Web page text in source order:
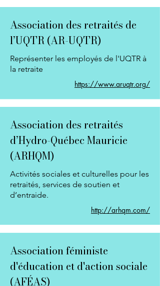
Association des retraités de
l’UQTR (AR-UQTR)
Représenter les employés de l'UQTR à
la retraite
https://www.aruqtr.org/
Association des retraités
d’Hydro-Québec Mauricie
(ARHQM)
Activités sociales et culturelles pour les
retraités, services de soutien et
d’entraide.
http://arhqm.com/
Association féministe
d'éducation et d'action sociale
(AFÉAS)